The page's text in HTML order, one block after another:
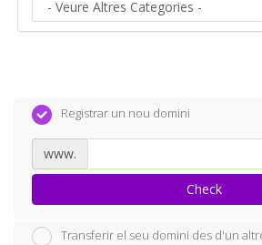
Registrar un nou domini
www.
Check
Transferir el seu domini des d'un